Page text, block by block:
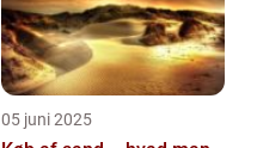
05 juni 2025